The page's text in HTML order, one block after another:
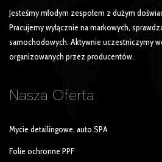
Jesteśmy młodym zespołem z dużym
Pracujemy wyłącznie na markowych,
samochodowych. Aktywnie uczestniczymy
organizowanych przez producentów.
Nasza Oferta
Mycie detailingowe, auto SPA
Folie ochronne PPF